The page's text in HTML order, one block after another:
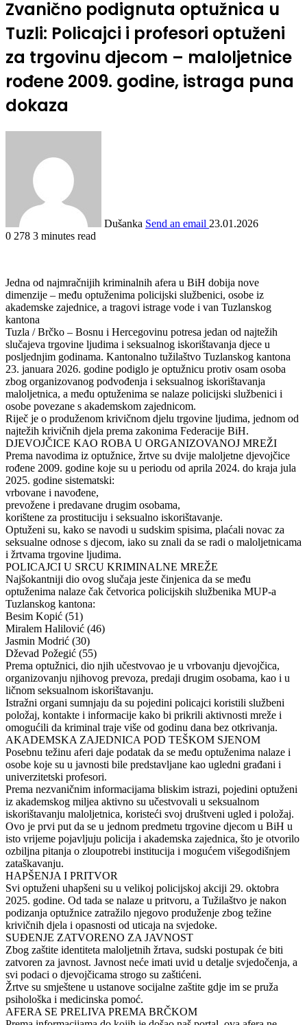
Zvanično podignuta optužnica u
Tuzli: Policajci i profesori optuženi
za trgovinu djecom – maloljetnice
rođene 2009. godine, istraga puna
dokaza
Dušanka Send an email 23.01.2026
0 278 3 minutes read
Jedna od najmračnijih kriminalnih afera u BiH dobija nove
dimenzije – među optuženima policijski službenici, osobe iz
akademske zajednice, a tragovi istrage vode i van Tuzlanskog
kantona
Tuzla / Brčko – Bosnu i Hercegovinu potresa jedan od najtežih
slučajeva trgovine ljudima i seksualnog iskorištavanja djece u
posljednjim godinama. Kantonalno tužilaštvo Tuzlanskog kantona
23. januara 2026. godine podiglo je optužnicu protiv osam osoba
zbog organizovanog podvođenja i seksualnog iskorištavanja
maloljetnica, a među optuženima se nalaze policijski službenici i
osobe povezane s akademskom zajednicom.
Riječ je o produženom krivičnom djelu trgovine ljudima, jednom od
najtežih krivičnih djela prema zakonima Federacije BiH.
DJEVOJČICE KAO ROBA U ORGANIZOVANOJ MREŽI
Prema navodima iz optužnice, žrtve su dvije maloljetne djevojčice
rođene 2009. godine koje su u periodu od aprila 2024. do kraja jula
2025. godine sistematski:
vrbovane i navođene,
prevožene i predavane drugim osobama,
korištene za prostituciju i seksualno iskorištavanje.
Optuženi su, kako se navodi u sudskim spisima, plaćali novac za
seksualne odnose s djecom, iako su znali da se radi o maloljetnicama
i žrtvama trgovine ljudima.
POLICAJCI U SRCU KRIMINALNE MREŽE
Najšokantniji dio ovog slučaja jeste činjenica da se među
optuženima nalaze čak četvorica policijskih službenika MUP-a
Tuzlanskog kantona:
Besim Kopić (51)
Miralem Halilović (46)
Jasmin Modrić (30)
Dževad Požegić (55)
Prema optužnici, dio njih učestvovao je u vrbovanju djevojčica,
organizovanju njihovog prevoza, predaji drugim osobama, kao i u
ličnom seksualnom iskorištavanju.
Istražni organi sumnjaju da su pojedini policajci koristili službeni
položaj, kontakte i informacije kako bi prikrili aktivnosti mreže i
omogućili da kriminal traje više od godinu dana bez otkrivanja.
AKADEMSKA ZAJEDNICA POD TEŠKOM SJENOM
Posebnu težinu aferi daje podatak da se među optuženima nalaze i
osobe koje su u javnosti bile predstavljane kao ugledni građani i
univerzitetski profesori.
Prema nezvaničnim informacijama bliskim istrazi, pojedini optuženi
iz akademskog miljea aktivno su učestvovali u seksualnom
iskorištavanju maloljetnica, koristeći svoj društveni ugled i položaj.
Ovo je prvi put da se u jednom predmetu trgovine djecom u BiH u
isto vrijeme pojavljuju policija i akademska zajednica, što je otvorilo
ozbiljna pitanja o zloupotrebi institucija i mogućem višegodišnjem
zataškavanju.
HAPŠENJA I PRITVOR
Svi optuženi uhapšeni su u velikoj policijskoj akciji 29. oktobra
2025. godine. Od tada se nalaze u pritvoru, a Tužilaštvo je nakon
podizanja optužnice zatražilo njegovo produženje zbog težine
krivičnih djela i opasnosti od uticaja na svjedoke.
SUĐENJE ZATVORENO ZA JAVNOST
Zbog zaštite identiteta maloljetnih žrtava, sudski postupak će biti
zatvoren za javnost. Javnost neće imati uvid u detalje svjedočenja, a
svi podaci o djevojčicama strogo su zaštićeni.
Žrtve su smještene u ustanove socijalne zaštite gdje im se pruža
psihološka i medicinska pomoć.
AFERA SE PRELIVA PREMA BRČKOM